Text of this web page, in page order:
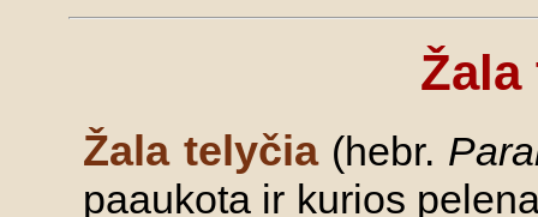
Žala telyčia(hebr.
paaukota ir kurios